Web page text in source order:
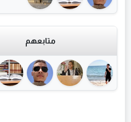
متابعهم